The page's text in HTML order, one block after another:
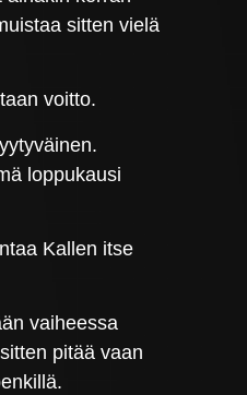
sitten vielä
voitto.
loppukausi
Kallen itse
vaiheessa
pitää vaan